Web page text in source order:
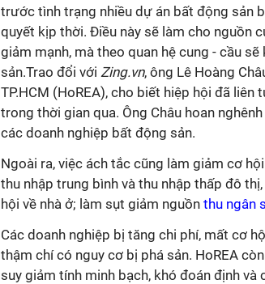
trước tình trạng nhiều dự án bất động sản
quyết kịp thời. Điều này sẽ làm cho nguồn
giảm mạnh, mà theo quan hệ cung - cầu
sản.Trao đổi với Zing.vn, ông Lê Hoàng
TP.HCM (HoREA), cho biết hiệp hội đã
trong thời gian qua. Ông Châu hoan
các doanh nghiệp bất động sản.
Ngoài ra, việc ách tắc cũng làm giảm cơ
thu nhập trung bình và thu nhập thấp đô
hội về nhà ở; làm sụt giảm nguồn thu ngân
Các doanh nghiệp bị tăng chi phí, mất cơ
thậm chí có nguy cơ bị phá sản. HoREA
suy giảm tính minh bạch, khó đoán định